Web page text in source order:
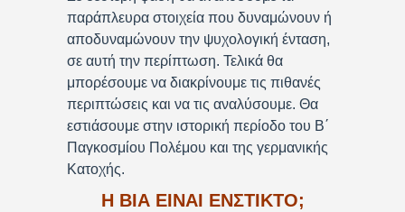
παράπλευρα στοιχεία που δυναμώνουν ή
αποδυναμώνουν την ψυχολογική ένταση,
σε αυτή την περίπτωση. Τελικά θα
μπορέσουμε να διακρίνουμε τις πιθανές
περιπτώσεις και να τις αναλύσουμε. Θα
εστιάσουμε στην ιστορική περίοδο του Β΄
Παγκοσμίου Πολέμου και της γερμανικής
Κατοχής.
Η ΒΙΑ ΕΙΝΑΙ ΕΝΣΤΙΚΤΟ;